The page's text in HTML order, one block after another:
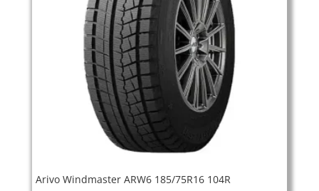
Arivo Windmaster ARW6 185/75R16 104R